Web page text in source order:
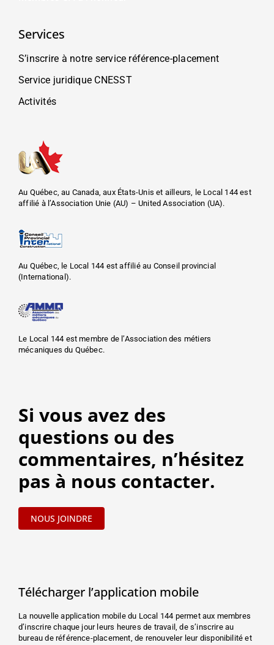
Services
S’inscrire à notre service référence-placement
Service juridique CNESST
Activités
Au Québec, au Canada, aux États-Unis et ailleurs, le Local 144 est
affilié à l’Association Unie (AU) – United Association (UA).
Au Québec, le Local 144 est affilié au Conseil provincial
(International).
Le Local 144 est membre de l’Association des métiers
mécaniques du Québec.
Si vous avez des
questions ou des
commentaires, n’hésitez
pas à nous contacter.
NOUS JOINDRE
Télécharger l’application mobile
La nouvelle application mobile du Local 144 permet aux membres
d’inscrire chaque jour leurs heures de travail, de s’inscrire au
bureau de référence-placement, de renouveler leur disponibilité et